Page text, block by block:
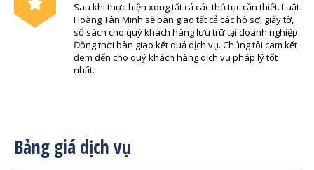
Sau khi thực hiện xong tất cả các thủ tục cần thiết. Luật
Hoàng Tân Minh sẽ bàn giao tất cả các hồ sơ, giấy tờ,
sổ sách cho quý khách hàng lưu trữ tại doanh nghiệp.
Đồng thời bàn giao kết quả dịch vụ. Chúng tôi cam kết
đem đến cho quý khách hàng dịch vụ pháp lý tốt
nhất.
Bảng giá dịch vụ